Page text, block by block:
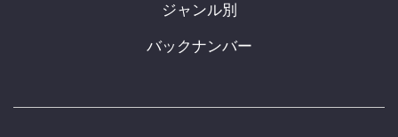
ジャンル別
バックナンバー